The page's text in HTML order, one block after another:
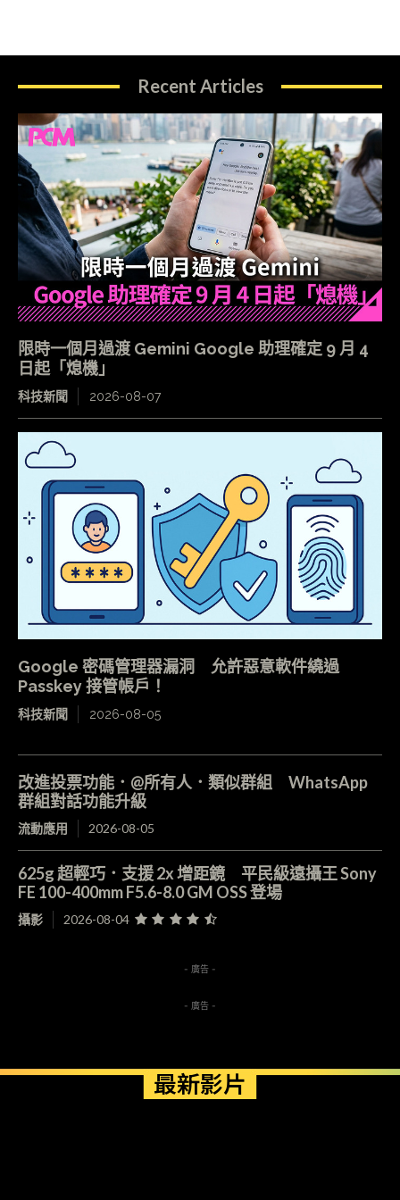
Recent Articles
限時一個月過渡 Gemini Google 助理確定 9 月 4
日起「熄機」
科技新聞 2026-08-07
Google 密碼管理器漏洞 允許惡意軟件繞過
Passkey 接管帳戶！
科技新聞 2026-08-05
改進投票功能．@所有人．類似群組 WhatsApp
群組對話功能升級
流動應用 2026-08-05
625g 超輕巧．支援 2x 增距鏡 平民級遠攝王 Sony
FE 100-400mm F5.6-8.0 GM OSS 登場
攝影 2026-08-04
- 廣告 -
- 廣告 -
最新影片